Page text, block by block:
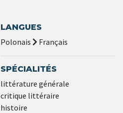
LANGUES
Polonais Français
SPÉCIALITÉS
littérature générale
critique littéraire
histoire